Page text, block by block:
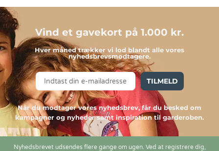
Vind et gavekort på 1.000 kr.
Hver måned trækker vi lod blandt alle vores
nyhedsbrevsmodtagere.
TILMELD
Når du modtager vores nyhedsbrev, får du besked om
kampagner og nyheder samt inspiration til garderoben.
Nyhedsbrevet udsendes flere gange om ugen. Ved at registrere dig,